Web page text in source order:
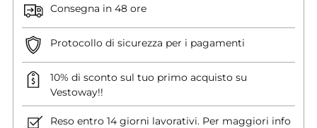
Consegna in 48 ore
Protocollo di sicurezza per i pagamenti
10% di sconto sul tuo primo acquisto su
Vestoway!!
Reso entro 14 giorni lavorativi. Per maggiori info